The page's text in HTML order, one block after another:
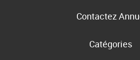
Contactez
Catégories